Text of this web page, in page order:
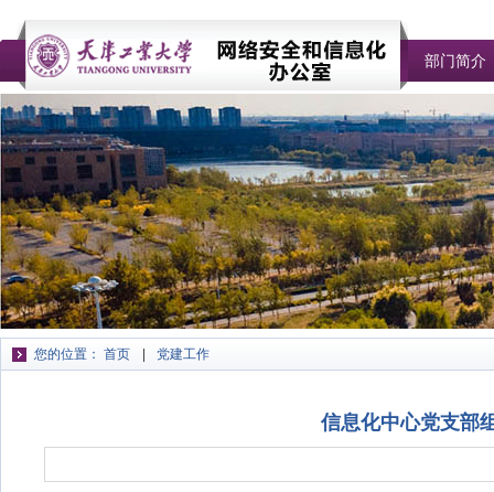
部门简介
您的位置： 首页 党建工作
信息化中心党支部